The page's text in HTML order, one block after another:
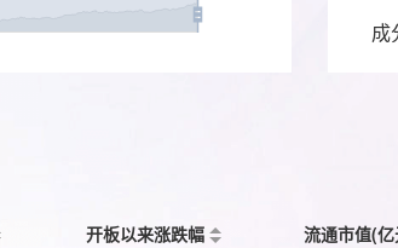
成
开板以来涨跌幅 流通市值(亿